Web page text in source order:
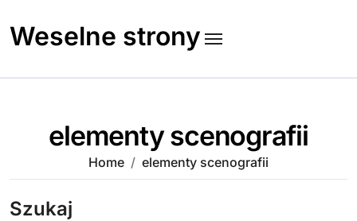
to
content
Weselne strony
elementy scenografii
Home elementy scenografii
Szukaj